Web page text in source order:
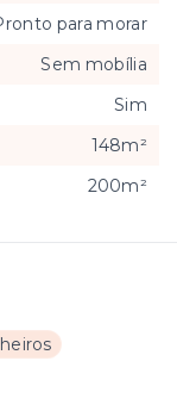
para morar
Sem mobília
Sim
148m²
200m²